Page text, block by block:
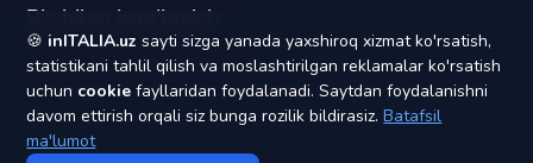
Biz bilan bog'lanish
yagonapochta1@gmail.com
🍪 inITALIA.uz sayti sizga yanada yaxshiroq xizmat ko'rsatish,
statistikani tahlil qilish va moslashtirilgan reklamalar ko'rsatish
uchun cookie fayllaridan foydalanadi. Saytdan foydalanishni
davom ettirish orqali siz bunga rozilik bildirasiz.Batafsil
ma'lumot